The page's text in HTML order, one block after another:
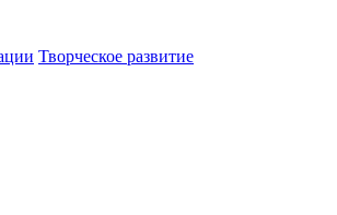
Творческое развитие